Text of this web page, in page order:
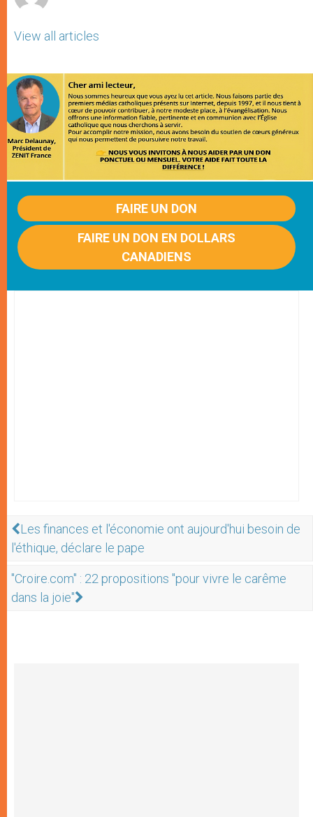
View all articles
FAIRE UN DON
FAIRE UN DON EN DOLLARS
CANADIENS
Les finances et l'économie ont aujourd'hui besoin de
l'éthique, déclare le pape
"Croire.com" : 22 propositions "pour vivre le carême
dans la joie"